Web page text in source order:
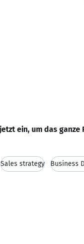
ein, um das ganze
Sales strategy Business